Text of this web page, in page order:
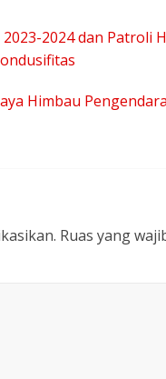
2024 dan Patroli
Himbau
Ruas yang